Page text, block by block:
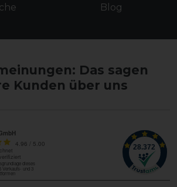
Blog
Das sagen
Kunden über uns